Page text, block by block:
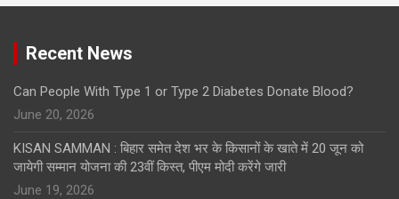
Recent News
Can People With Type 1 or Type 2 Diabetes Donate Blood?
June 20, 2026
KISAN SAMMAN : बिहार समेत देश भर के किसानों के खाते में 20 जून को
जायेगी सम्मान योजना की 23वीं किस्त, पीएम मोदी करेंगे जारी
June 19, 2026